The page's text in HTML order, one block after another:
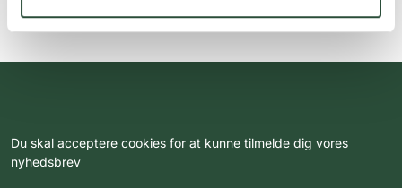
Du skal acceptere cookies for at kunne tilmelde dig vores
nyhedsbrev